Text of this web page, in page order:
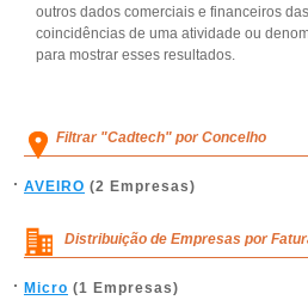
outros dados comerciais e financeiros
coincidências de uma atividade ou
para mostrar esses resultados.
Filtrar "Cadtech" por Concelho
AVEIRO (2 Empresas)
Distribuição de Empresas por
Micro (1 Empresas)